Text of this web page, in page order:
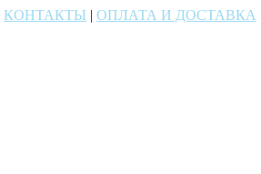
КОНТАКТЫ | ОПЛАТА И ДОСТАВКА